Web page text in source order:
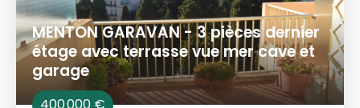
MENTON GARAVAN - 3 pièces dernier
étage avec terrasse vue mer cave et
garage
400 000 €